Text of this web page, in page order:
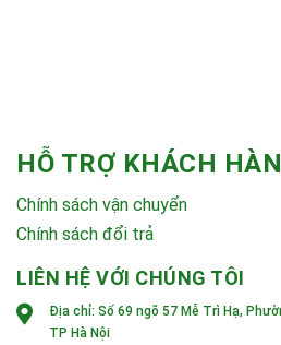
HỖ TRỢ KHÁCH
Chính sách vận chuyển
Chính sách đổi trả
LIÊN HỆ VỚI CHÚNG TÔI
Địa chỉ: Số 69 ngõ 57 Mễ Trì Hạ,
TP Hà Nội